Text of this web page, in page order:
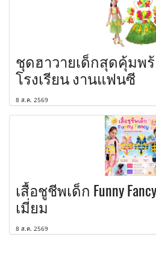
ชุดฮาวายเด็กสุดคุ้มพ
โรงเรียน งานแฟนซี
8 ส.ค. 2569
เสื้อชูชีพเด็ก Funny
เมี่ยม
8 ส.ค. 2569